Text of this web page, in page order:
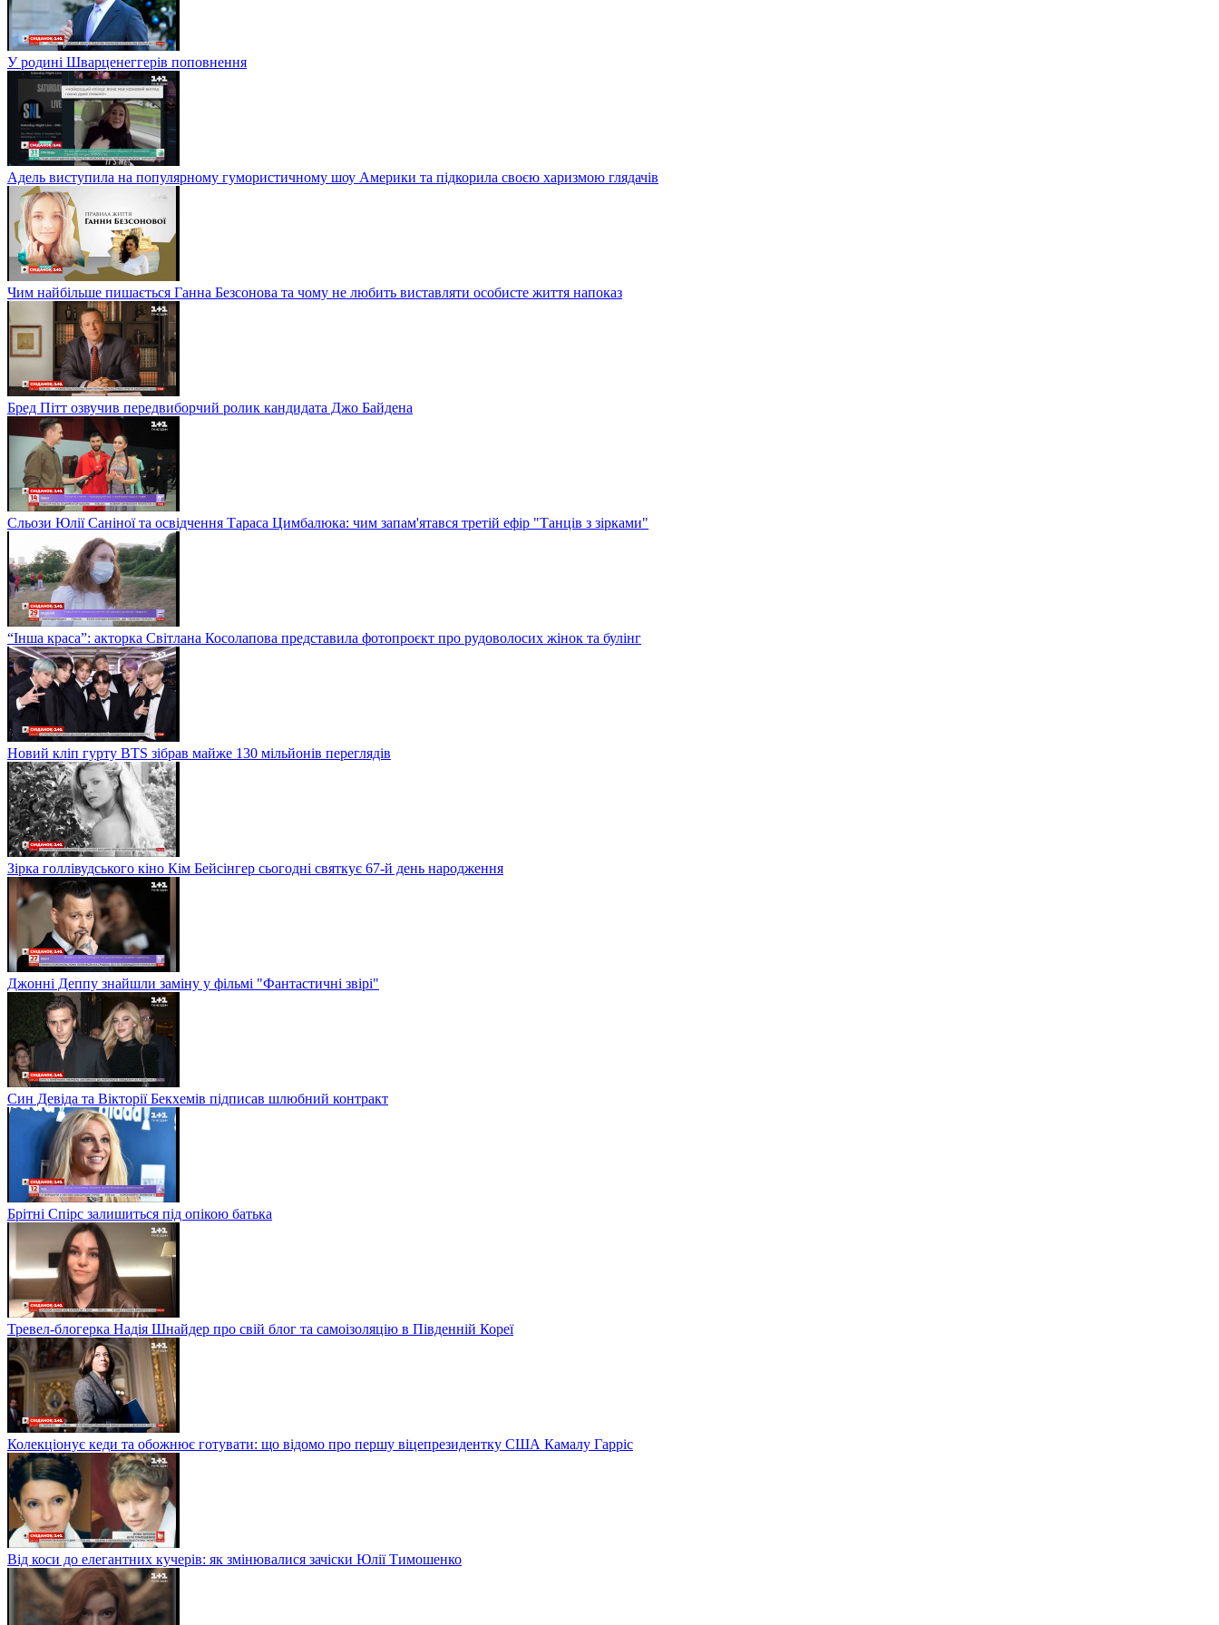
У родині Шварценеггерів поповнення
Адель виступила на популярному гумористичному шоу Америки та підкорила своєю харизмою глядачів
Чим найбільше пишається Ганна Безсонова та чому не любить виставляти особисте життя напоказ
Бред Пітт озвучив передвиборчий ролик кандидата Джо Байдена
Сльози Юлії Саніної та освідчення Тараса Цимбалюка: чим запам'ятався третій ефір "Танців з зірками"
“Інша краса”: акторка Світлана Косолапова представила фотопроєкт про рудоволосих жінок та булінг
Новий кліп гурту BTS зібрав майже 130 мільйонів переглядів
Зірка голлівудського кіно Кім Бейсінгер сьогодні святкує 67-й день народження
Джонні Деппу знайшли заміну у фільмі "Фантастичні звірі"
Син Девіда та Вікторії Бекхемів підписав шлюбний контракт
Брітні Спірс залишиться під опікою батька
Тревел-блогерка Надія Шнайдер про свій блог та самоізоляцію в Південній Кореї
Колекціонує кеди та обожнює готувати: що відомо про першу віцепрезидентку США Камалу Гарріс
Від коси до елегантних кучерів: як змінювалися зачіски Юлії Тимошенко